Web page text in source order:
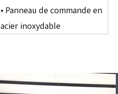
• Panneau de commande en
acier inoxydable